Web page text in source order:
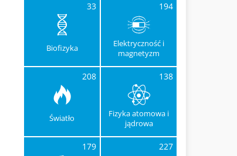
33
Biofizyka
194
Elektryczność i
magnetyzm
208
Światło
138
Fizyka atomowa i
jądrowa
179 227